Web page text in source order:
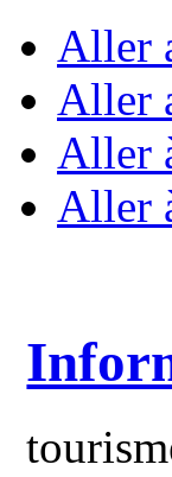
Aller
Aller
Aller
Aller